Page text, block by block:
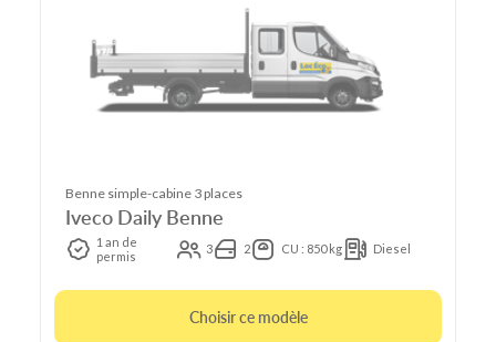
Benne simple-cabine 3 places
Iveco Daily Benne
1 an de
permis
3 2 CU : 850 kg Diesel
Choisir ce modèle